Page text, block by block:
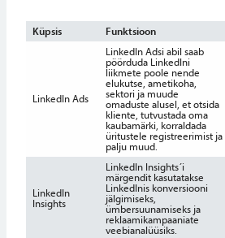
Küpsis Funktsioon
LinkedIn Ads
LinkedIn Adsi abil saab
pöörduda LinkedIni
liikmete poole nende
elukutse, ametikoha,
sektori ja muude
omaduste alusel, et otsida
kliente, tutvustada oma
kaubamärki, korraldada
üritustele registreerimist ja
palju muud.
LinkedIn
Insights
LinkedIn Insights´i
märgendit kasutatakse
LinkedInis konversiooni
jälgimiseks,
ümbersuunamiseks ja
reklaamikampaaniate
veebianalüüsiks.